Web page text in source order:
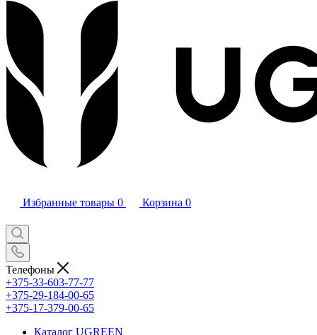
Избранные товары 0 Корзина 0
Телефоны
+375-33-603-77-77
+375-29-184-00-65
+375-17-379-00-65
Каталог UGREEN